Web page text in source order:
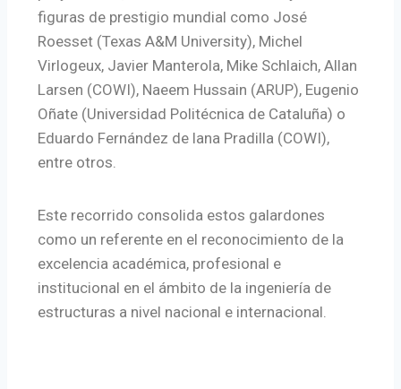
figuras de prestigio mundial como José
Roesset (Texas A&M University), Michel
Virlogeux, Javier Manterola, Mike Schlaich, Allan
Larsen (COWI), Naeem Hussain (ARUP), Eugenio
Oñate (Universidad Politécnica de Cataluña) o
Eduardo Fernández de lana Pradilla (COWI),
entre otros.
Este recorrido consolida estos galardones
como un referente en el reconocimiento de la
excelencia académica, profesional e
institucional en el ámbito de la ingeniería de
estructuras a nivel nacional e internacional.